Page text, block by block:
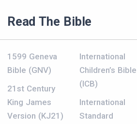
Read The Bible
1599 Geneva
Bible (GNV)
21st Century
King James
Version (KJ21)
International
Children’s Bible
(ICB)
International
Standard